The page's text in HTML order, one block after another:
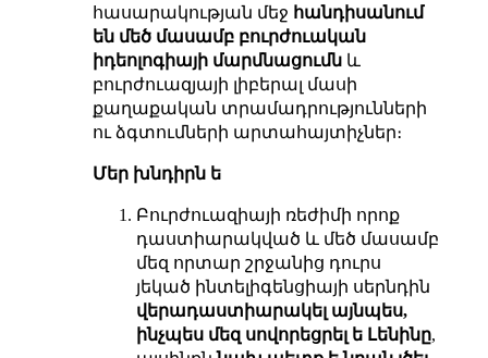
հասարակության մեջ հանդիսանում
են մեծ մասամբ բուրժուական
իդեոլոգիայի մարմնացումնև
բուրժուազյայի լիբերալ մասի
քաղաքական տրամադրությունների
ու ձգտումների արտահայտիչներ։
Մեր խնդիրն ե
Բուրժուազիայի ռեժիմի որոք
դաստիարակված և մեծ մասամբ
մեզ որտար շրջանից դուրս
յեկած ինտելիգենցիայի սերնդին
վերադաստիարակել այնպես,
ինչպես մեզ սովորեցրել ե Լենինը,